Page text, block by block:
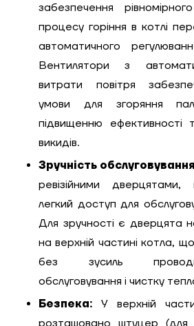
забезпечення
процесу горіння в котлі
автоматичного
Вентилятори з
витрати повітря
умови для згоряння
підвищенню ефективності
викидів.
Зручність
ревізійними
легкий доступ для
Для зручності є дверцята
на верхній частині котла,
без зусиль
обслуговування і чистку
Безпека: У верхній
розташовано штуцер (для
Висота, м
Ширина, м
Довжина, м
Ступінь
утеплення, Вт/м
Гарно
Замовити
Надіслати
ЗАМОВИТИ
Надіслати
Кошик